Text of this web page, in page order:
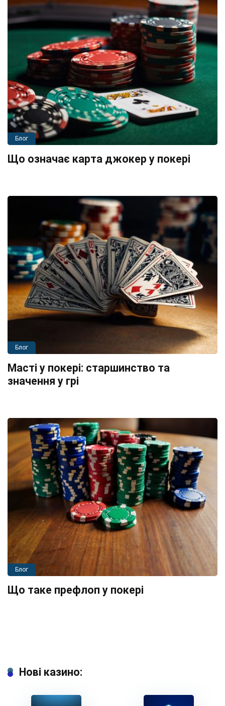
Блог
Що означає карта джокер у покері
Блог
Масті у покері: старшинство та
значення у грі
Блог
Що таке префлоп у покері
Нові казино: